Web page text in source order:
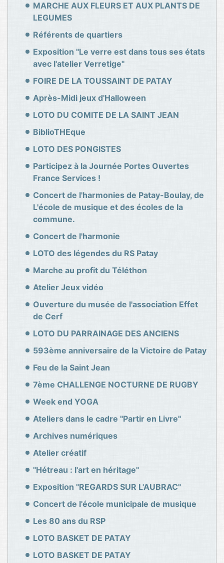
MARCHE AUX FLEURS ET AUX PLANTS DE
LEGUMES
Référents de quartiers
Exposition "Le verre est dans tous ses états
avec l'atelier Verretige"
FOIRE DE LA TOUSSAINT DE PATAY
Après-Midi jeux d'Halloween
LOTO DU COMITE DE LA SAINT JEAN
BiblioTHEque
LOTO DES PONGISTES
Participez à la Journée Portes Ouvertes
France Services !
Concert de l'harmonies de Patay-Boulay, de
L'école de musique et des écoles de la
commune.
Concert de l'harmonie
LOTO des légendes du RS Patay
Marche au profit du Téléthon
Atelier Jeux vidéo
Ouverture du musée de l'association Effet
de Cerf
LOTO DU PARRAINAGE DES ANCIENS
593ème anniversaire de la Victoire de Patay
Feu de la Saint Jean
7ème CHALLENGE NOCTURNE DE RUGBY
Week end YOGA
Ateliers dans le cadre "Partir en Livre"
Archives numériques
Atelier créatif
"Hétreau : l'art en héritage"
Exposition "REGARDS SUR L'AUBRAC"
Concert de l'école municipale de musique
Les 80 ans du RSP
LOTO BASKET DE PATAY
LOTO BASKET DE PATAY